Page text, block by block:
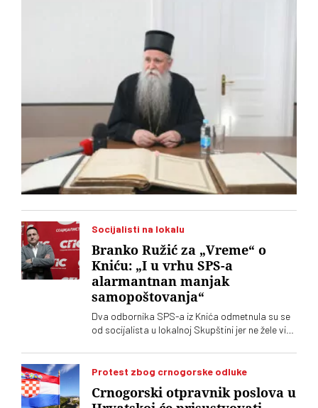
Socijalisti na lokalu
Branko Ružić za „Vreme“ o
Kniću: „I u vrhu SPS-a
alarmantnan manjak
samopoštovanja“
Dva odbornika SPS-a iz Knića odmetnula su se
od socijalista u lokalnoj Skupštini jer ne žele više
naprednjacima. Jedan od njih kaže za „Vreme“
da je „SNS u Kniću nasilna skupina
ikada više, da sarađuju. Branko Ružić za
Protest zbog crnogorske odluke
Crnogorski otpravnik poslova u